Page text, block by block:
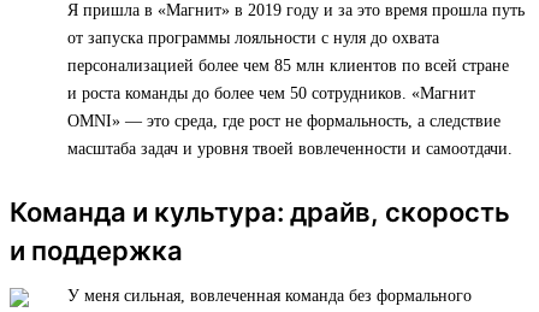
Я пришла в «Магнит» в 2019 году и за это время прошла путь
от запуска программы лояльности с нуля до охвата
персонализацией более чем 85 млн клиентов по всей стране
и роста команды до более чем 50 сотрудников. «Магнит
OMNI» — это среда, где рост не формальность, а следствие
масштаба задач и уровня твоей вовлеченности и самоотдачи.
Команда и культура: драйв, скорость
и поддержка
У меня сильная, вовлеченная команда без формального